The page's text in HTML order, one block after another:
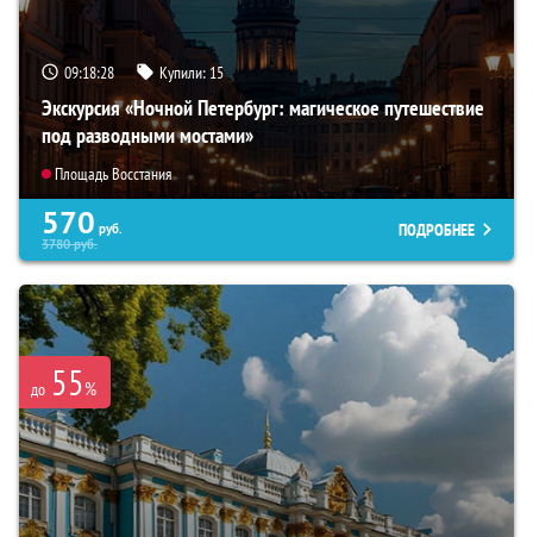
09:18:27 Купили: 15
Экскурсия «Ночной Петербург: магическое путешествие
под разводными мостами»
Площадь Восстания
570 руб.
3780руб.
ПОДРОБНЕЕ
до 55%